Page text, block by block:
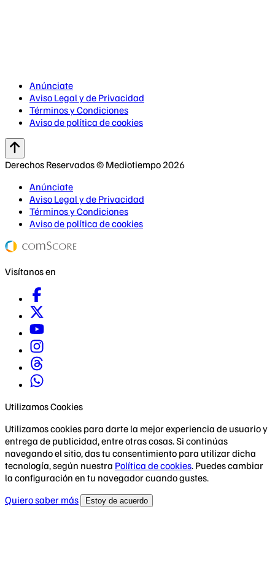
Anúnciate
Aviso Legal y de Privacidad
Términos y Condiciones
Aviso de política de cookies
Derechos Reservados © Mediotiempo 2026
Anúnciate
Aviso Legal y de Privacidad
Términos y Condiciones
Aviso de política de cookies
Visítanos en
Utilizamos Cookies
Utilizamos cookies para darte la mejor experiencia de usuario y
entrega de publicidad, entre otras cosas. Si continúas
navegando el sitio, das tu consentimiento para utilizar dicha
tecnología, según nuestra Política de cookies. Puedes cambiar
la configuración en tu navegador cuando gustes.
Quiero saber más
Estoy de acuerdo